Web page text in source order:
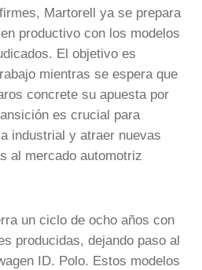
Martorell ya se prepara
productivo con los modelos
El objetivo es
mientras se espera que
concrete su apuesta por
es crucial para
industrial y atraer nuevas
al mercado automotriz
un ciclo de ocho años con
producidas, dejando paso al
ID. Polo. Estos modelos